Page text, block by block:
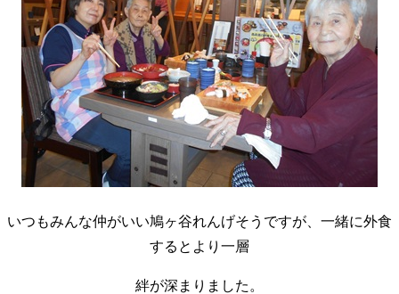
いつもみんな仲がいい鳩ヶ谷れんげそうですが、一緒に外食
するとより一層
絆が深まりました。